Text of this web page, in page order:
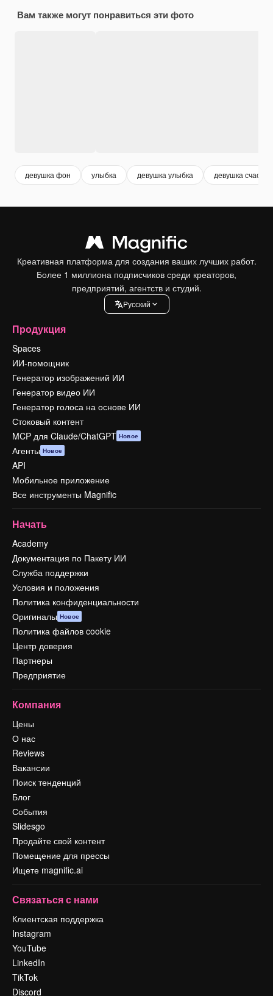
Вам также могут понравиться эти фото
девушка фон улыбка девушка улыбка девушка
Креативная платформа для создания ваших лучших работ.
Более 1 миллиона подписчиков среди креаторов,
предприятий, агентств и студий.
Pусский
Продукция
Spaces
ИИ-помощник
Генератор изображений ИИ
Генератор видео ИИ
Генератор голоса на основе ИИ
Стоковый контент
MCP для Claude/ChatGPT Новое
Агенты Новое
API
Мобильное приложение
Все инструменты Magnific
Начать
Academy
Документация по Пакету ИИ
Служба поддержки
Условия и положения
Политика конфиденциальности
Оригиналы Новое
Политика файлов cookie
Центр доверия
Партнеры
Предприятие
Компания
Цены
О нас
Reviews
Вакансии
Поиск тенденций
Блог
События
Slidesgo
Продайте свой контент
Помещение для прессы
Ищете magnific.ai
Связаться с нами
Клиентская поддержка
Instagram
YouTube
LinkedIn
TikTok
Discord